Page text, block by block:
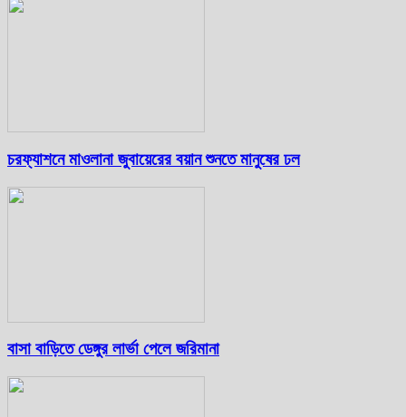
চরফ্যাশনে মাওলানা জুবায়েরের বয়ান শুনতে মানুষের ঢল
বাসা বাড়িতে ডেঙ্গুর লার্ভা পেলে জরিমানা